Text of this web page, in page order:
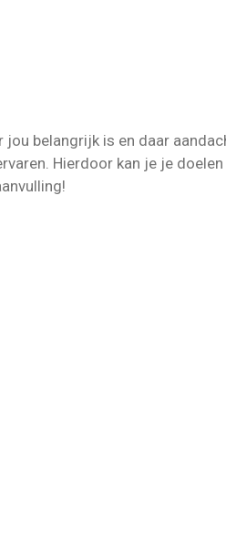
belangrijk is en daar
Hierdoor kan je je